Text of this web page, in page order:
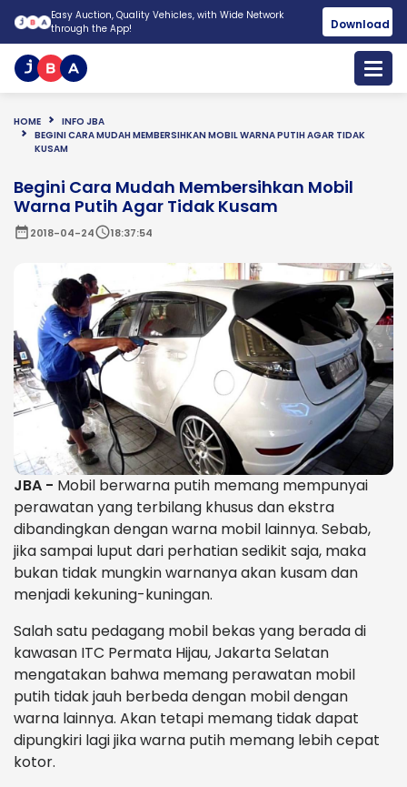
Easy Auction, Quality Vehicles, with Wide Network
through the App!
Download
HOME
INFO JBA
BEGINI CARA MUDAH MEMBERSIHKAN MOBIL WARNA PUTIH AGAR TIDAK
KUSAM
Begini Cara Mudah Membersihkan Mobil
Warna Putih Agar Tidak Kusam
date_range2018-04-24schedule18:37:54
JBA - Mobil berwarna putih memang mempunyai
perawatan yang terbilang khusus dan ekstra
dibandingkan dengan warna mobil lainnya. Sebab,
jika sampai luput dari perhatian sedikit saja, maka
bukan tidak mungkin warnanya akan kusam dan
menjadi kekuning-kuningan.
Salah satu pedagang mobil bekas yang berada di
kawasan ITC Permata Hijau, Jakarta Selatan
mengatakan bahwa memang perawatan mobil
putih tidak jauh berbeda dengan mobil dengan
warna lainnya. Akan tetapi memang tidak dapat
dipungkiri lagi jika warna putih memang lebih cepat
kotor.